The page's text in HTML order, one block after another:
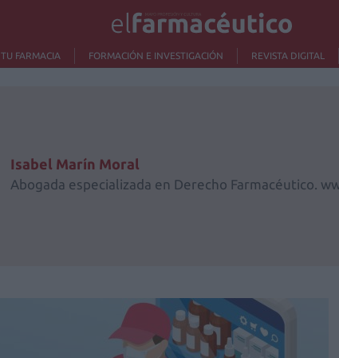
TU FARMACIA FORMACIÓN E INVESTIGACIÓN REVISTA DIGITAL
Isabel Marín Moral
Abogada especializada en Derecho Farmacéutico.